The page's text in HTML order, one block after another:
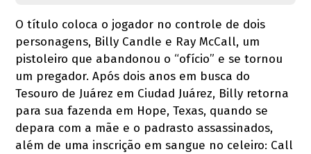
O título coloca o jogador no controle de dois
personagens, Billy Candle e Ray McCall, um
pistoleiro que abandonou o “ofício” e se tornou
um pregador. Após dois anos em busca do
Tesouro de Juárez em Ciudad Juárez, Billy retorna
para sua fazenda em Hope, Texas, quando se
depara com a mãe e o padrasto assassinados,
além de uma inscrição em sangue no celeiro: Call